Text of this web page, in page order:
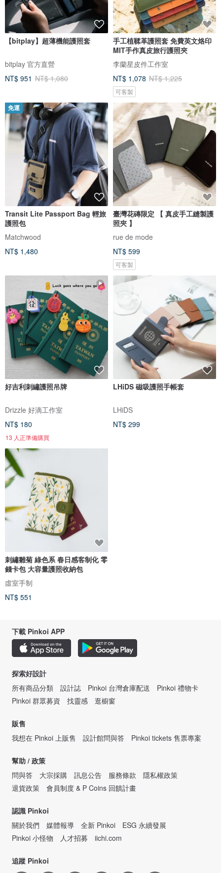
【bitplay】超薄機能護照套
bitplay 官方直營
NT$ 951 NT$ 1,080
手工植鞣革護照套 免費英文烙印
MIT手作真皮旅行護照夾
李蘭星皮件工作室
NT$ 1,078 NT$ 1,225
可客製
免運
Transit Lite Passport Bag 輕旅
護照包
Matchwood
NT$ 1,480
臺灣花磚限定 【 真皮手工縫製護
照夾 】
rue de mode
NT$ 599
可客製
好吉利刺繡護照吊牌
Drizzle 好滴工作室
NT$ 180
13 人正準備購買
LHiDS 磁吸護照手帳套
LHiDS
NT$ 299
刺繡雛菊 綠色系 春日感客制化 零
錢卡包 大容量護照收納包
虛室手制
NT$ 551
下載 Pinkoi APP
探索好設計
所有商品分類
設計誌 Pinkoi 台灣倉庫配送
Pinkoi 禮物卡
Pinkoi 群眾募資
找靈感 逛櫥窗
販售
我想在 Pinkoi 上販售
設計館問與答 Pinkoi tickets 售票專案
幫助 / 政策
問與答
大宗採購 訊息公告 服務條款
隱私權政策
退貨政策
會員制度 & P Coins 回饋計畫
認識 Pinkoi
關於我們
媒體報導 全新 Pinkoi
ESG 永續發展
Pinkoi 小怪物
人才招募 iichi.com
追蹤 Pinkoi